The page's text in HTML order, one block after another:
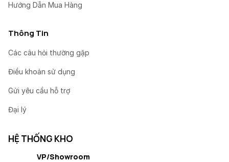
Hướng Dẫn Mua Hàng
Thông Tin
Các câu hỏi thường gặp
Điều khoản sử dụng
Gửi yêu cầu hỗ trợ
Đại lý
HỆ THỐNG KHO
VP/Showroom